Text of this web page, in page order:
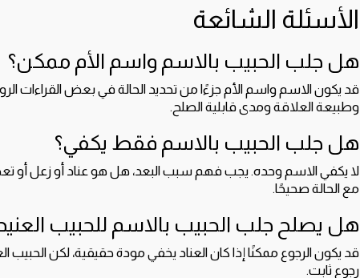
الأسئلة الشائعة
هل جلب الحبيب بالاسم واسم الأم ممكن؟
قد يكون الاسم واسم الأم جزءًا من تحديد الحالة في بعض القراءات
وطبيعة العلاقة ومدى قابلية الصلح.
هل جلب الحبيب بالاسم فقط يكفي؟
لا يكفي الاسم وحده. يجب فهم سبب البعد، هل هو عناد أو زعل أو
مع الحالة صحيحًا.
هل يصلح جلب الحبيب بالاسم للحبيب
قد يكون الرجوع ممكنًا إذا كان العناد يخفي مودة حقيقية، لكن
رجوع ثابت.